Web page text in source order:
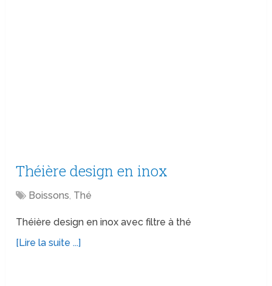
Théière design en inox
Boissons, Thé
Théière design en inox avec filtre à thé
[Lire la suite ...]